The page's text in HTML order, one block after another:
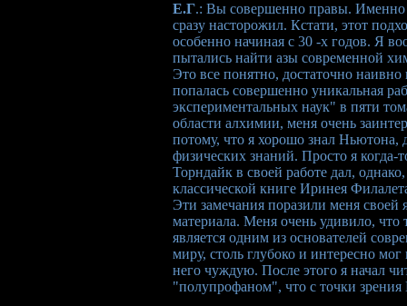
Е.Г.: Вы совершенно правы. Именно
сразу насторожил. Кстати, этот
особенно начиная с 30 -х годов. Я
пытались найти азы современной
Это все понятно, достаточно
попалась совершенно уникальная
экспериментальных наук" в пяти
области алхимии, меня очень
потому, что я хорошо знал Ньютона,
физических знаний. Просто я
Торндайк в своей работе дал,
классической книге Иринея
Эти замечания поразили меня
материала. Меня очень удивило,
является одним из основателей
миру, столь глубоко и интересно
него чуждую. После этого я начал
"полупрофаном", что с точки зрения